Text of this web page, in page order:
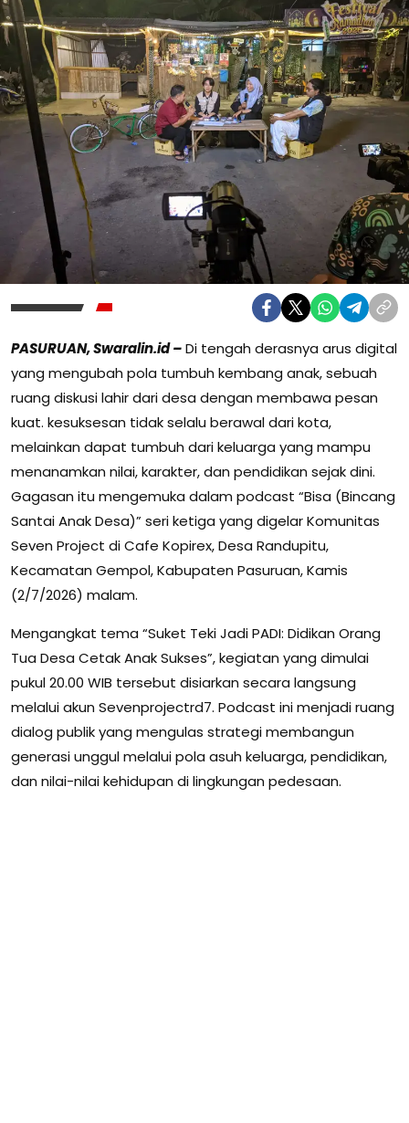
PASURUAN, Swaralin.id –Di tengah derasnya arus digital
yang mengubah pola tumbuh kembang anak, sebuah
ruang diskusi lahir dari desa dengan membawa pesan
kuat. kesuksesan tidak selalu berawal dari kota,
melainkan dapat tumbuh dari keluarga yang mampu
menanamkan nilai, karakter, dan pendidikan sejak dini.
Gagasan itu mengemuka dalam podcast “Bisa (Bincang
Santai Anak Desa)” seri ketiga yang digelar Komunitas
Seven Project di Cafe Kopirex, Desa Randupitu,
Kecamatan Gempol, Kabupaten Pasuruan, Kamis
(2/7/2026) malam.
Mengangkat tema “Suket Teki Jadi PADI: Didikan Orang
Tua Desa Cetak Anak Sukses”, kegiatan yang dimulai
pukul 20.00 WIB tersebut disiarkan secara langsung
melalui akun Sevenprojectrd7. Podcast ini menjadi ruang
dialog publik yang mengulas strategi membangun
generasi unggul melalui pola asuh keluarga, pendidikan,
dan nilai-nilai kehidupan di lingkungan pedesaan.